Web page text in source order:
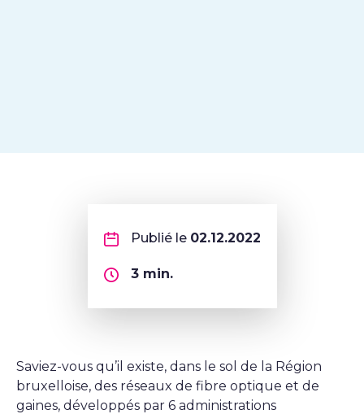
Publié le 02.12.2022
3min.
Saviez-vous qu’il existe, dans le sol de la Région
bruxelloise, des réseaux de fibre optique et de
gaines, développés par 6 administrations